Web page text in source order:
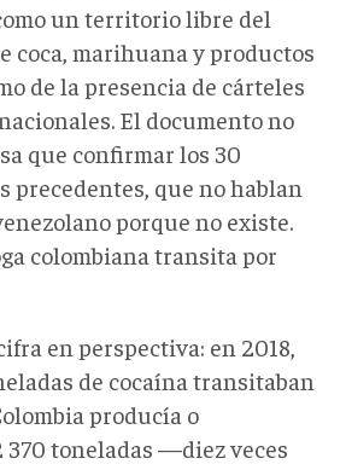
un territorio libre del
coca, marihuana y productos
de la presencia de cárteles
El documento no
que confirmar los 30
precedentes, que no hablan
porque no existe.
colombiana transita por
en perspectiva: en 2018,
de cocaína transitaban
producía o
370 toneladas —diez veces